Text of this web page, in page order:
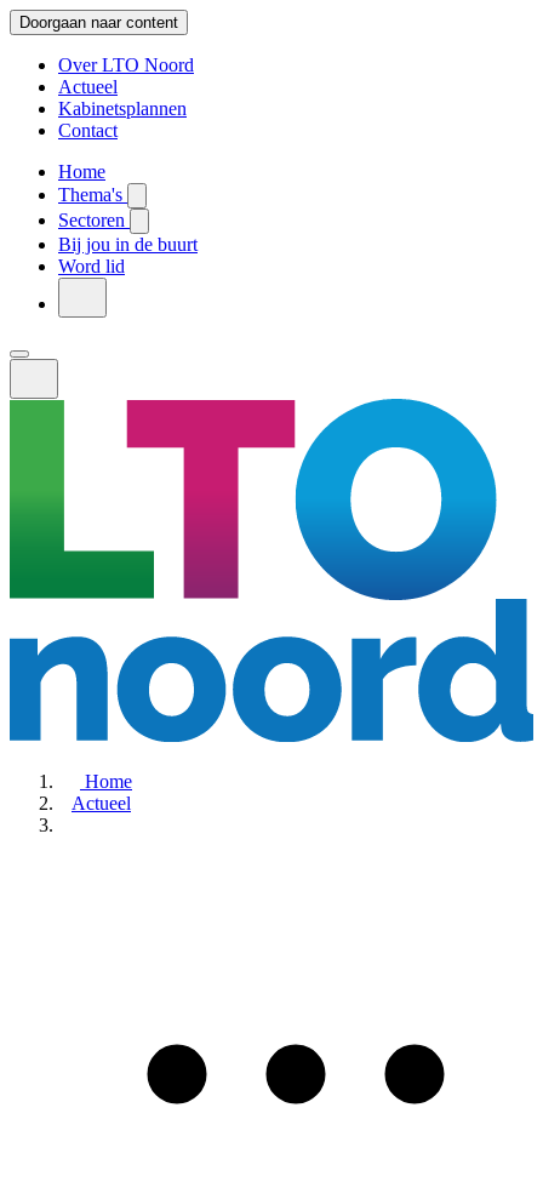
Doorgaan naar content
Over LTO Noord
Actueel
Kabinetsplannen
Contact
Home
Thema's
Sectoren
Bij jou in de buurt
Word lid
Home
Actueel